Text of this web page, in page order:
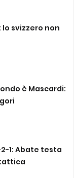
svizzero non
è Mascardi:
1: Abate testa